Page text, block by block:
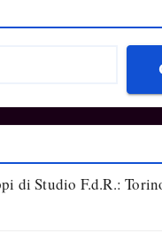
di Studio F.d.R.: